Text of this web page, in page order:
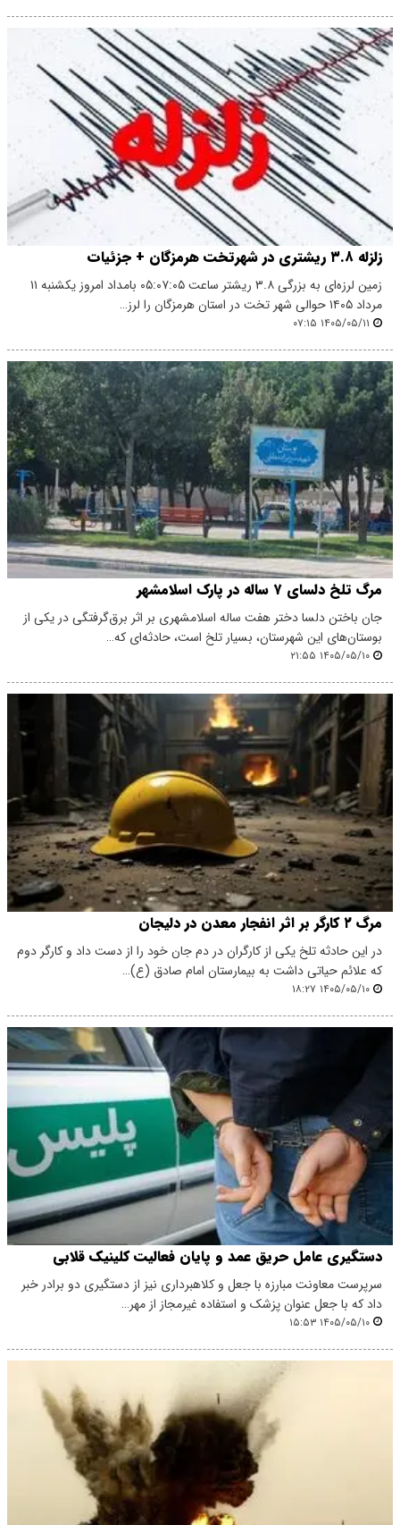
زلزله ۳.۸ ریشتری در شهرتخت هرمزگان + جزئیات
زمین‌ لرزه‌ای به بزرگی ۳.۸ ریشتر ساعت ۰۵:۰۷:۰۵ بامداد امروز یکشنبه ۱۱
مرداد ۱۴۰۵ حوالی شهر تخت در استان هرمزگان را لرز…
۱۴۰۵/۰۵/۱۱ ۰۷:۱۵
مرگ تلخ دلسای ۷ ساله در پارک اسلامشهر
جان باختن دلسا دختر هفت ساله اسلامشهری بر اثر برق‌گرفتگی در یکی از
بوستان‌های این شهرستان، بسیار تلخ است، حادثه‌ای که…
۱۴۰۵/۰۵/۱۰ ۲۱:۵۵
مرگ ۲ کارگر بر اثر انفجار معدن در دلیجان
در این حادثه تلخ یکی از کارگران در دم جان خود را از دست داد و کارگر دوم
که علائم حیاتی داشت به بیمارستان امام صادق (ع)…
۱۴۰۵/۰۵/۱۰ ۱۸:۲۷
دستگیری عامل حریق عمد و پایان فعالیت کلینیک قلابی
سرپرست معاونت مبارزه با جعل و کلاهبرداری نیز از دستگیری دو برادر خبر
داد که با جعل عنوان پزشک و استفاده غیرمجاز از مهر…
۱۴۰۵/۰۵/۱۰ ۱۵:۵۳